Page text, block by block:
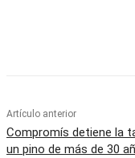
Artículo anterior
Compromís detiene la
un pino de más de 30